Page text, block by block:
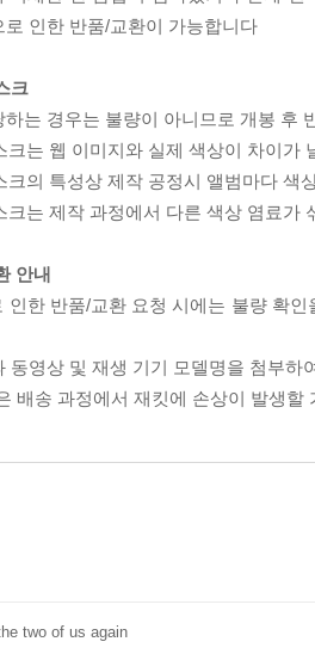
로 인한 반품/교환이 가능합니다
크
하는 경우는 불량이 아니므로 개봉 후
크는 웹 이미지와 실제 색상이 차이가
크의 특성상 제작 공정시 앨범마다 색
크는 제작 과정에서 다른 색상 염료가
안내
인한 반품/교환 요청 시에는 불량 확
동영상 및 재생 기기 모델명을 첨부하
배송 과정에서 재킷에 손상이 발생
two of us again